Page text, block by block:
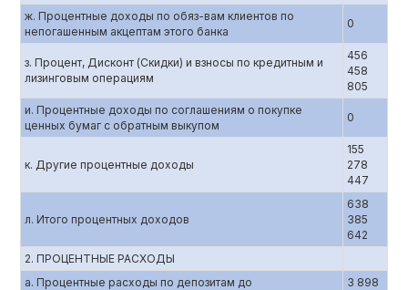
ж. Процентные доходы по обяз-вам клиентов по
непогашенным акцептам этого банка
0
з. Процент, Дисконт (Скидки) и взносы по кредитным и
лизинговым операциям
456
458
805
и. Процентные доходы по соглашениям о покупке
ценных бумаг с обратным выкупом
0
к. Другие процентные доходы
155
278
447
л. Итого процентных доходов
638
385
642
2. ПРОЦЕНТНЫЕ РАСХОДЫ
а. Процентные расходы по депозитам до
3 898